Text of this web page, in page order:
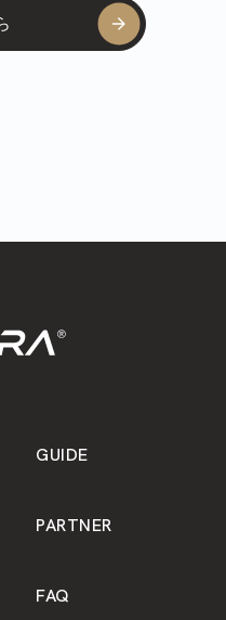
GUIDE
PARTNER
FAQ